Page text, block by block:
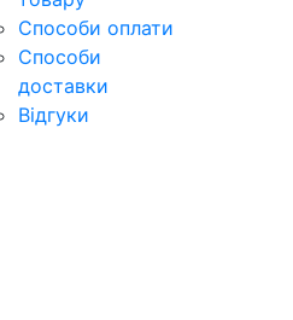
Способи оплати
Способи
доставки
Відгуки